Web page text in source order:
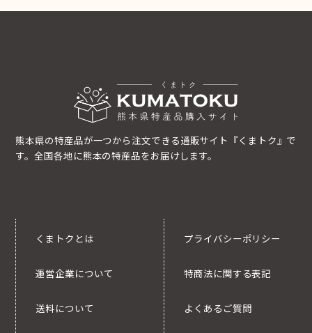
熊本県の特産品が一つから注文できる通販サイト『くまトク』で
す。全国各地に熊本の特産品をお届けします。
くまトクとは
運営企業について
送料について
プライバシーポリシー
特商法に関する表記
よくあるご質問